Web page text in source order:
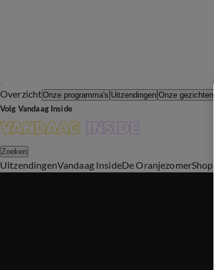
OverzichtOnze programma's Uitzendingen Onze gezichten
Volg Vandaag Inside
Zoeken
UitzendingenVandaag InsideDe OranjezomerShop